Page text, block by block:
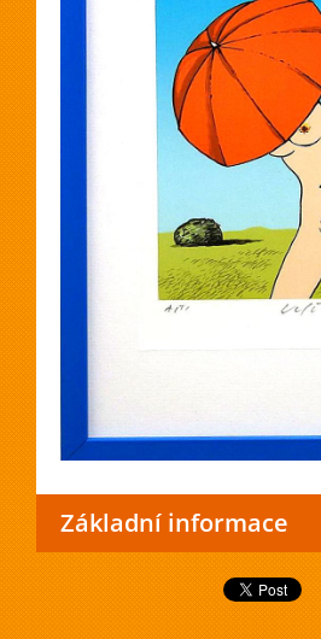
Základní informace